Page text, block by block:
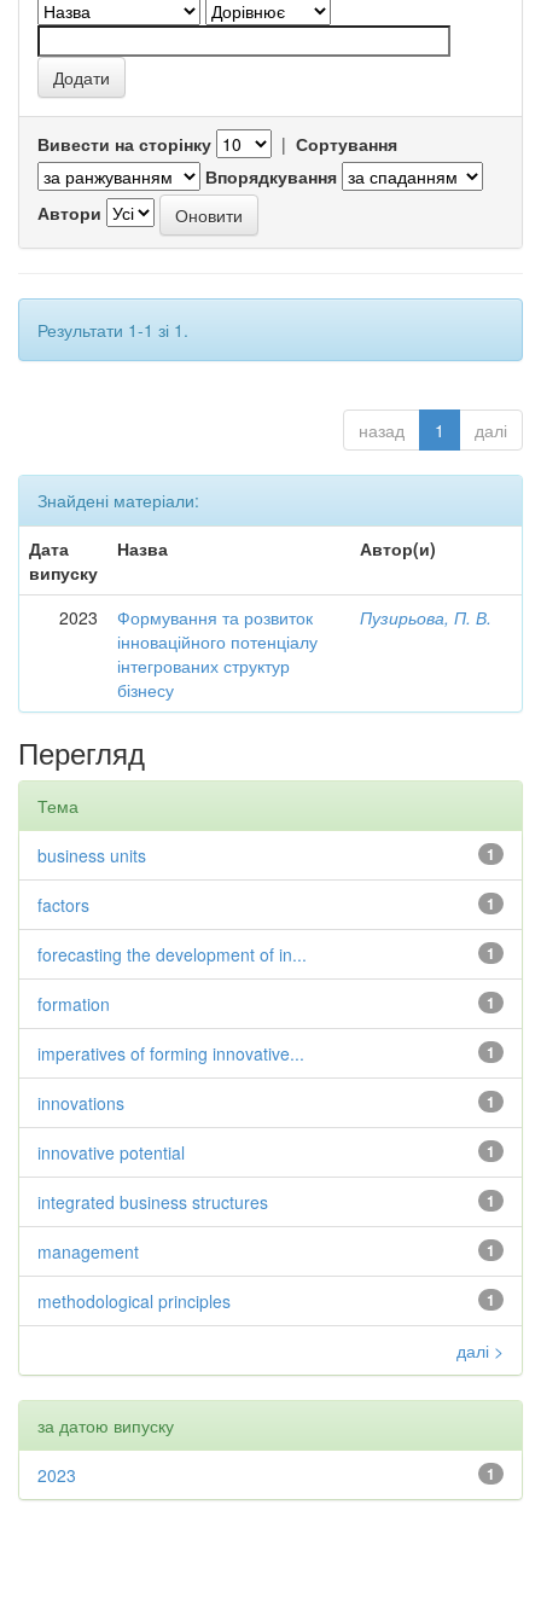
Вивести на сторінку | Сортування
Впорядкування
Автори
Результати 1-1 зі 1.
назад 1 далі
Знайдені матеріали:
Дата
випуску
Назва Автор(и)
2023
Формування та розвиток
інноваційного потенціалу
інтегрованих структур
бізнесу
Пузирьова, П. В.
Перегляд
Тема
1
business units
1
factors
1
forecasting the development of in...
1
formation
1
imperatives of forming innovative...
1
innovations
1
innovative potential
1
integrated business structures
1
management
1
methodological principles
далі >
за датою випуску
1
2023